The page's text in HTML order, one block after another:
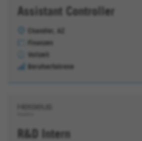
Assistant Controller
Chandler, AZ
Finanzen
Vollzeit
Berufserfahrene
R&D Intern